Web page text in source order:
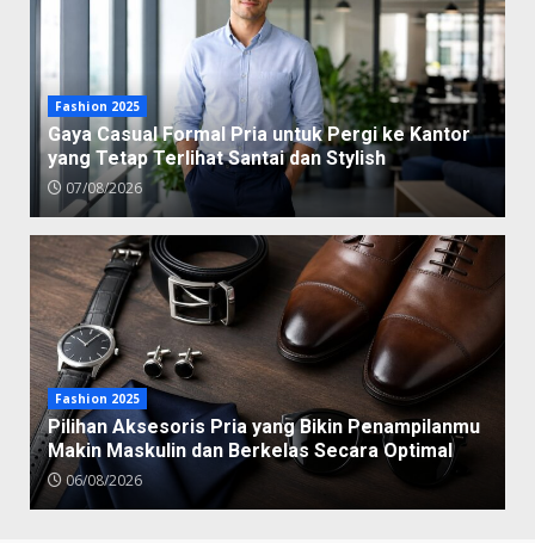
Fashion 2025
Gaya Casual Formal Pria untuk Pergi ke Kantor
yang Tetap Terlihat Santai dan Stylish
07/08/2026
Fashion 2025
Pilihan Aksesoris Pria yang Bikin Penampilanmu
Makin Maskulin dan Berkelas Secara Optimal
06/08/2026